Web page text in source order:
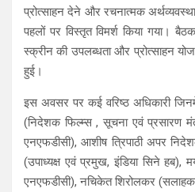
प्रोत्साहन देने और रचनात्मक
पहलों पर विस्तृत विमर्श किया गया।
स्क्रीन की उपलब्धता और प्रोत्साहन
हुई।
इस अवसर पर कई वरिष्ठ अधिकारी
(निदेशक फिल्म्स , सूचना एवं प्रसारण
एनएफडीसी), आशीष त्रिपाठी अपर
(उपाध्यक्ष एवं प्रमुख, इंडिया सिने हब),
एनएफडीसी), नचिकेत शिरोलकर